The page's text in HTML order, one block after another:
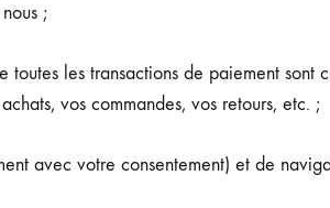
;
les transactions de paiement sont
vos commandes, vos retours, etc. ;
avec votre consentement) et de